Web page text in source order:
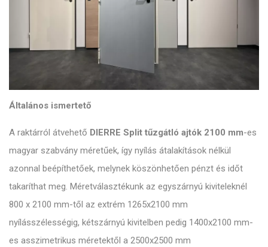
Általános ismertető
A raktárról átvehető DIERRE Split tűzgátló ajtók 2100 mm-es
magyar szabvány méretűek, így nyílás átalakítások nélkül
azonnal beépíthetőek, melynek köszönhetően pénzt és időt
takaríthat meg. Méretválasztékunk az egyszárnyú kiviteleknél
800 x 2100 mm-től az extrém 1265x2100 mm
nyílásszélességig, kétszárnyú kivitelben pedig 1400x2100 mm-
es asszimetrikus méretektől a 2500x2500 mm